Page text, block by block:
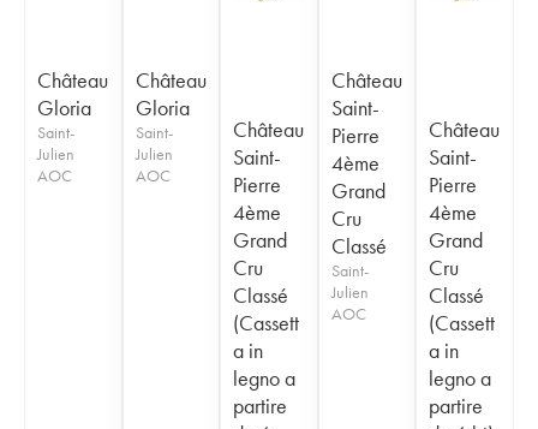
Château
Gloria
Saint-
Julien
AOC
Château
Gloria
Saint-
Julien
AOC
Château
Saint-
Pierre
4ème
Grand
Cru
Classé
(Cassett
a in
legno a
partire
Château
Saint-
Pierre
4ème
Grand
Cru
Classé
Saint-
Julien
AOC
Château
Saint-
Pierre
4ème
Grand
Cru
Classé
(Cassett
a in
legno a
partire